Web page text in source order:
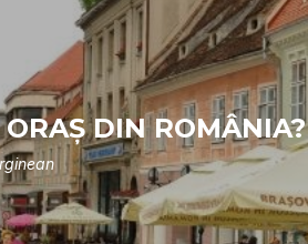
DIN ROMÂNIA?